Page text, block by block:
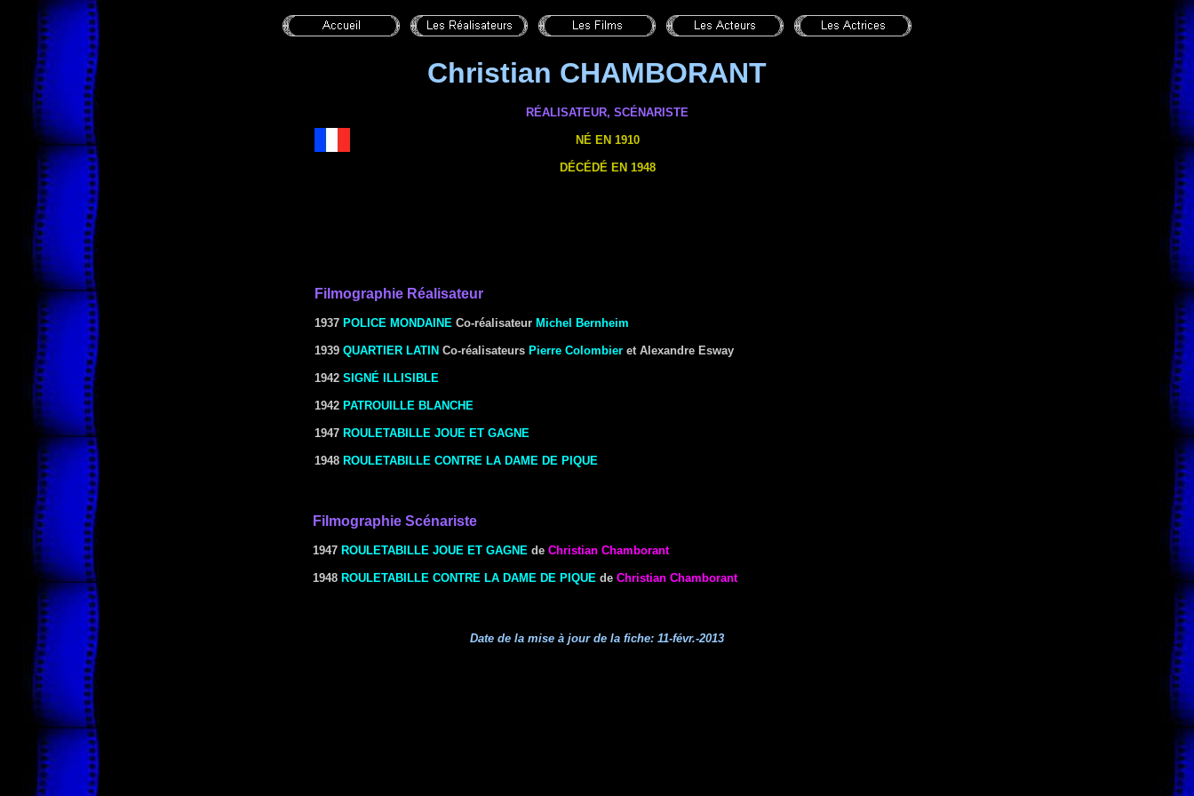
Christian CHAMBORANT
RÉALISATEUR, SCÉNARISTE
NÉ EN 1910
DÉCÉDÉ EN 1948
Filmographie Réalisateur
1937 POLICE MONDAINE Co-réalisateur Michel Bernheim
1939 QUARTIER LATIN Co-réalisateurs Pierre Colombier et Alexandre Esway
1942 SIGNÉ ILLISIBLE
1942 PATROUILLE BLANCHE
1947 ROULETABILLE JOUE ET GAGNE
1948 ROULETABILLE CONTRE LA DAME DE PIQUE
Filmographie Scénariste
1947 ROULETABILLE JOUE ET GAGNE de Christian Chamborant
1948 ROULETABILLE CONTRE LA DAME DE PIQUE de Christian Chamborant
Date de la mise à jour de la fiche: 11-févr.-2013